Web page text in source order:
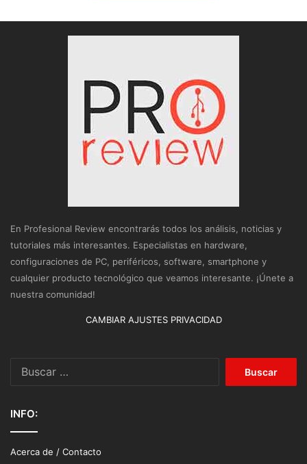
En Profesional Review encontrarás todos los análisis, noticias y
tutoriales más interesantes. Especialistas en hardware,
configuraciones de PC, periféricos, software, smartphone y
cualquier producto tecnológico que veamos interesante. ¡Únete a
nuestra comunidad!
CAMBIAR AJUSTES PRIVACIDAD
INFO:
Acerca de / Contacto